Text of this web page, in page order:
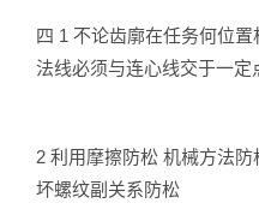
四 1 不论齿廓在任务何位
法线必须与连心线交于一定
2 利用摩擦防松 机械方法
坏螺纹副关系防松